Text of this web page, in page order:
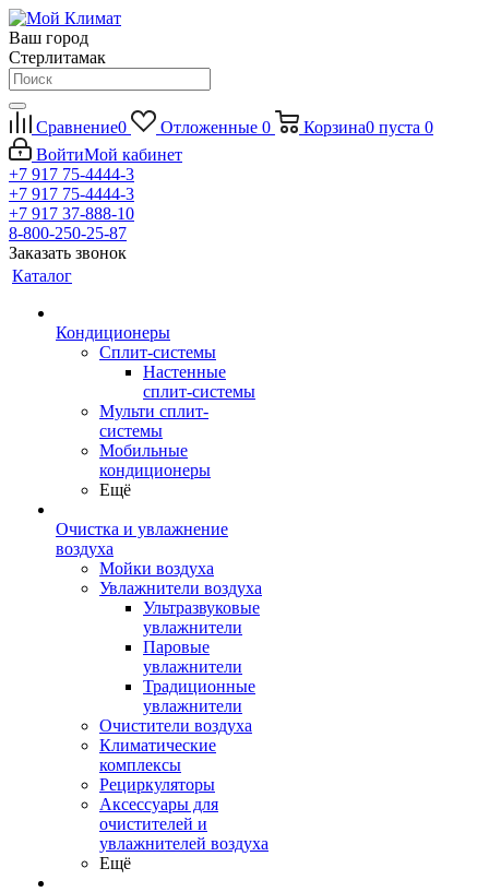
Ваш город
Стерлитамак
Сравнение0 Отложенные 0 Корзина0 пуста 0
ВойтиМой кабинет
+7 917 75-4444-3
+7 917 75-4444-3
+7 917 37-888-10
8-800-250-25-87
Заказать звонок
Каталог
Кондиционеры
Сплит-системы
Настенные
сплит-системы
Мульти сплит-
системы
Мобильные
кондиционеры
Ещё
Очистка и увлажнение
воздуха
Мойки воздуха
Увлажнители воздуха
Ультразвуковые
увлажнители
Паровые
увлажнители
Традиционные
увлажнители
Очистители воздуха
Климатические
комплексы
Рециркуляторы
Аксессуары для
очистителей и
увлажнителей воздуха
Ещё